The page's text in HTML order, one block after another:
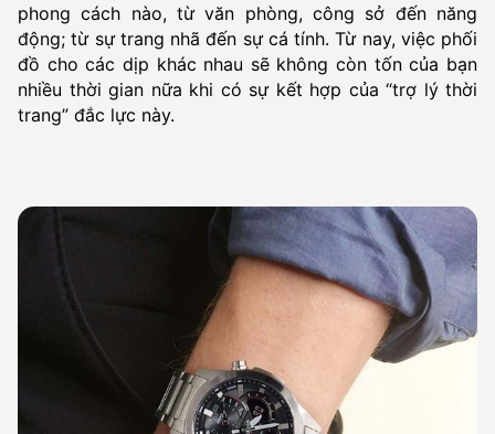
phong cách nào, từ văn phòng, công sở đến năng
động; từ sự trang nhã đến sự cá tính. Từ nay, việc phối
đồ cho các dịp khác nhau sẽ không còn tốn của bạn
nhiều thời gian nữa khi có sự kết hợp của “trợ lý thời
trang” đắc lực này.